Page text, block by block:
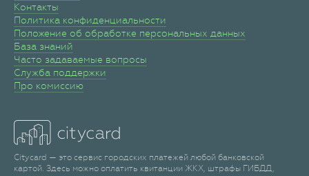
Контакты
Политика конфиденциальности
Положение об обработке персональных данных
База знаний
Часто задаваемые вопросы
Служба поддержки
Про комиссию
Citycard — это сервис городских платежей любой банковской
картой. Здесь можно оплатить квитанции ЖКХ, штрафы ГИБДД,